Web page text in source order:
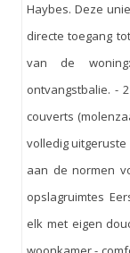
Haybes. Deze
directe toegang
van de
ontvangstbalie. -
couverts
volledig
aan de normen
opslagruimtes
elk met eigen